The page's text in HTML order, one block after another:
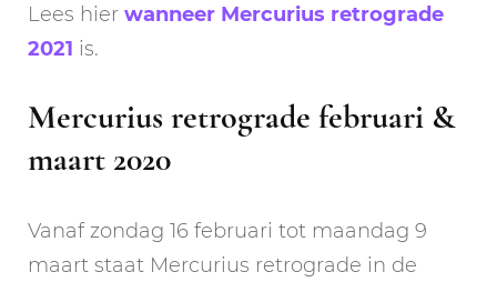
Lees hier wanneer Mercurius retrograde
2021 is.
Mercurius retrograde februari &
maart 2020
Vanaf zondag 16 februari tot maandag 9
maart staat Mercurius retrograde in de